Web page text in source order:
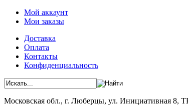
Мой аккаунт
Мои заказы
Доставка
Оплата
Контакты
Конфиденциальность
Московская обл., г. Люберцы, ул. Инициативная 8,